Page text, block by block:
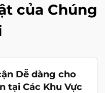
của Chúng
Dễ dàng cho
tại Các Khu Vực